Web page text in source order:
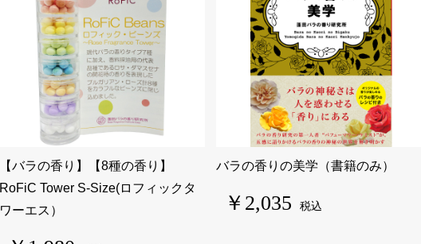
【バラの香り】【8種の香り】
RoFiC Tower S-Size(ロフィックタ
ワーエス）
バラの香りの美学（書籍のみ）
￥2,035 税込